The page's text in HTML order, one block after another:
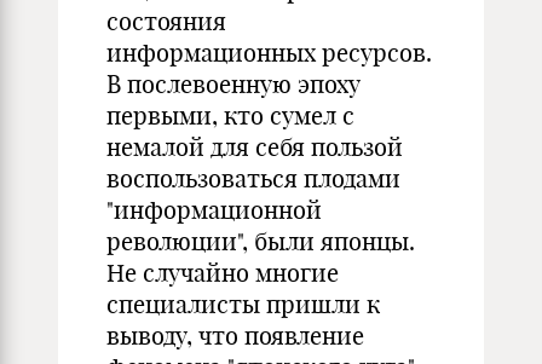
состояния
информационных ресурсов.
В послевоенную эпоху
первыми, кто сумел с
немалой для себя пользой
воспользоваться плодами
"информационной
революции", были японцы.
Не случайно многие
специалисты пришли к
выводу, что появление